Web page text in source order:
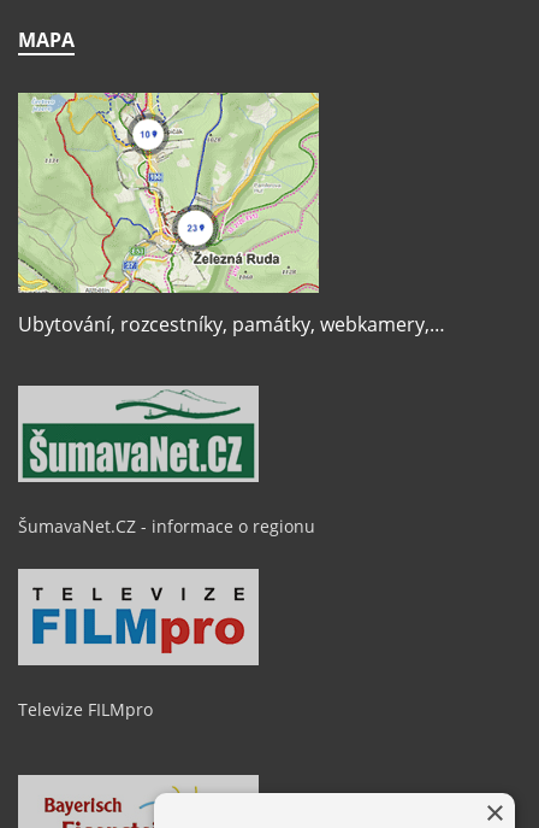
MAPA
Ubytování, rozcestníky, památky, webkamery,…
ŠumavaNet.CZ - informace o regionu
Televize FILMpro
×